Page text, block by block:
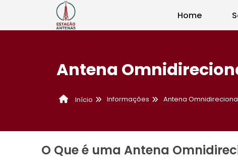
Home
Antena
Início Informações Antena
O Que é uma Antena